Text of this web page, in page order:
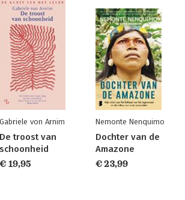
Gabriele von Arnim
De troost van
schoonheid
€ 19,95
Nemonte Nenquimo
Dochter van de
Amazone
€ 23,99